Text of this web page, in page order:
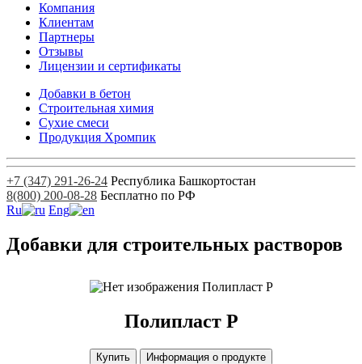
Компания
Клиентам
Партнеры
Отзывы
Лицензии и сертификаты
Добавки в бетон
Строительная химия
Сухие смеси
Продукция Хромпик
+7 (347) 291-26-24 Республика Башкортостан
8(800) 200-08-28 Бесплатно по РФ
Ru
Eng
Добавки для строительных растворов
Полипласт Р
Полипласт Р
Купить Информация о продукте